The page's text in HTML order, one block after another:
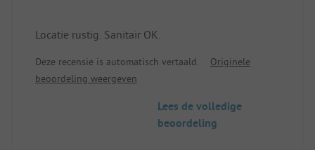
Locatie rustig. Sanitair OK.
Deze recensie is automatisch vertaald.
Originele
beoordeling weergeven
Lees de volledige
beoordeling